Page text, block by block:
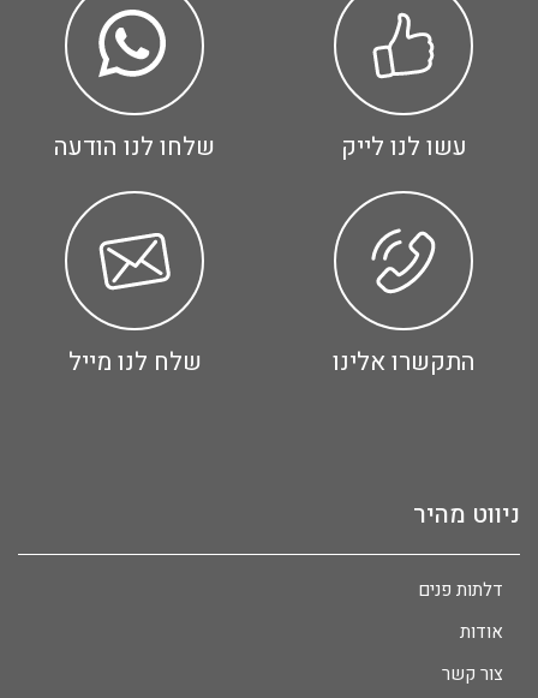
עשו לנו לייק שלחו לנו הודעה
התקשרו אלינו שלח לנו מייל
ניווט מהיר
דלתות פנים
אודות
צור קשר